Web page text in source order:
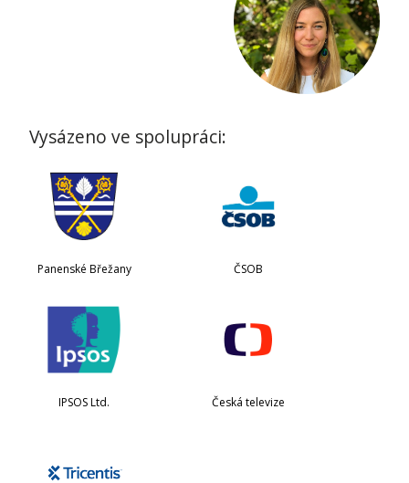
Vysázeno ve spolupráci:
Panenské Břežany ČSOB
IPSOS Ltd. Česká televize